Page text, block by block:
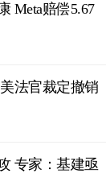
Meta赔偿5.67
法官裁定撤销
专家：基建亟